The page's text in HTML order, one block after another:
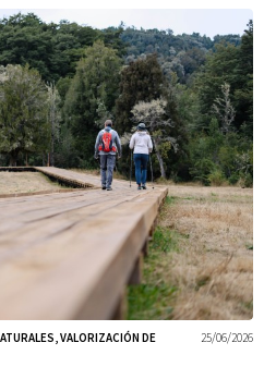
25/06/2026
VALORIZACIÓN DE